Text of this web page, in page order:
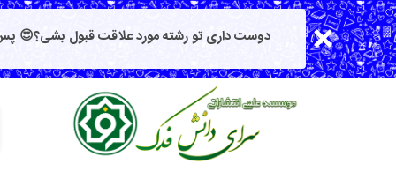
دوست داری تو رشته مورد علاقت قبول بشی؟😍